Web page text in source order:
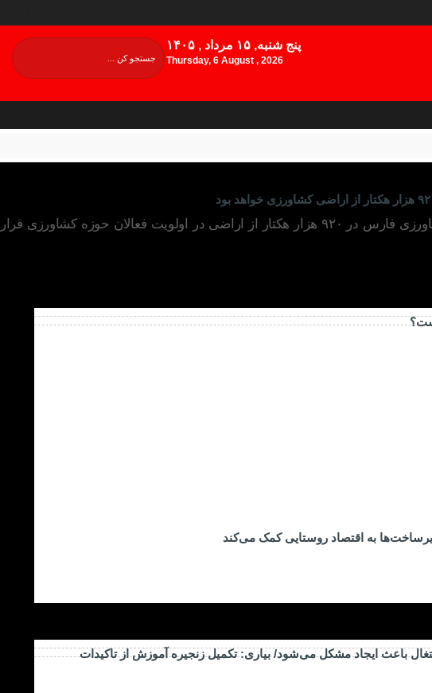
پنج شنبه, ۱۵ مرداد , ۱۴۰۵
Thursday, 6 August , 2026
در حال حاضر اجرای طرح‌های آبخیزداری با هدف تغذیه سفره‌های زیرزمینی و بهبود محصولات کشاورزی فارس در ۹۲۰ هزار هکتار از اراضی در اولویت فعالان حوزه کشاورزی قرار
به اقتصاد روستایی کمک می‌کند
باعث ایجاد مشکل می‌شود/ بیاری: تکمیل زنجیره آموزش از تاکیدات